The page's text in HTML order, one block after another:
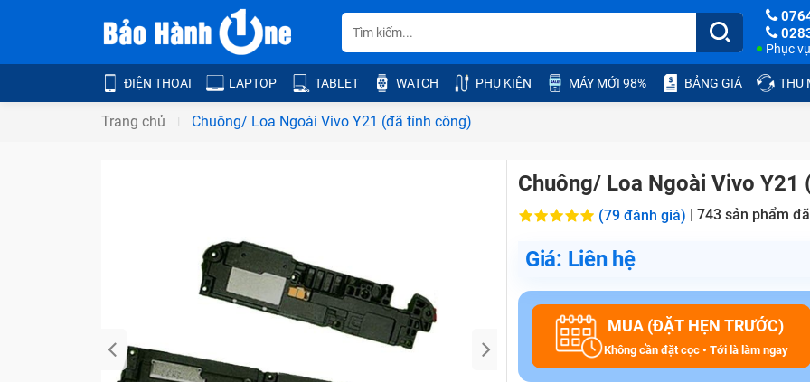
Phục
ĐIỆN THOẠI LAPTOP TABLET WATCH PHỤ KIỆN MÁY MỚI 98% BẢNG GIÁ THU
Trang chủ Chuông/ Loa Ngoài Vivo Y21 (đã tính công)
Chuông/ Loa Ngoài Vivo Y21
(79 đánh giá) | 743 sản phẩm
Giá: Liên hệ
MUA (ĐẶT HẸN TRƯỚC)
Không cần đặt cọc • Tới là làm ngay